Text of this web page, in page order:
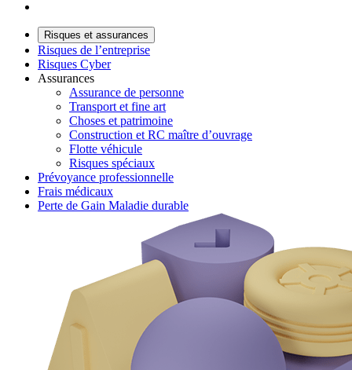
Risques et assurances
Risques de l’entreprise
Risques Cyber
Assurances
Assurance de personne
Transport et fine art
Choses et patrimoine
Construction et RC maître d’ouvrage
Flotte véhicule
Risques spéciaux
Prévoyance professionnelle
Frais médicaux
Perte de Gain Maladie durable